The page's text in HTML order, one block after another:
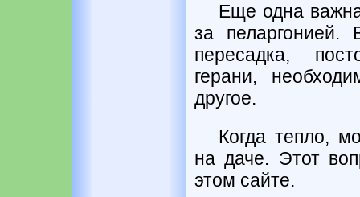
Еще одна
за пеларгонией.
пересадка,
герани,
другое.
Когда тепло,
на даче. Этот
этом сайте.